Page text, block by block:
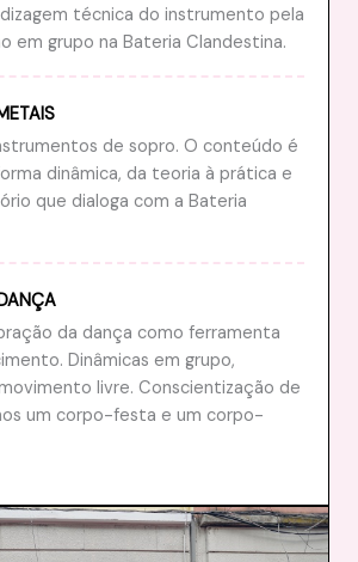
técnica do instrumento pela
em grupo na Bateria Clandestina.
de sopro. O conteúdo é
dinâmica, da teoria à prática e
que dialoga com a Bateria
da dança como ferramenta
Dinâmicas em grupo,
livre. Conscientização de
um corpo-festa e um corpo-